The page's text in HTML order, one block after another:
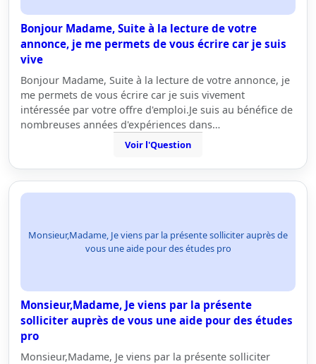
Bonjour Madame, Suite à la lecture de votre
annonce, je me permets de vous écrire car je suis
vive
Bonjour Madame, Suite à la lecture de votre annonce, je
me permets de vous écrire car je suis vivement
intéressée par votre offre d'emploi.Je suis au bénéfice de
nombreuses années d'expériences dans…
Voir l'Question
Monsieur,Madame, Je viens par la présente solliciter auprès de
vous une aide pour des études pro
Monsieur,Madame, Je viens par la présente
solliciter auprès de vous une aide pour des études
pro
Monsieur,Madame, Je viens par la présente solliciter